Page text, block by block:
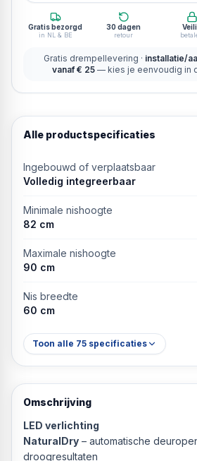
Gratis bezorgd
in NL & BE
30 dagen
retour
Gratis drempellevering · installatie/
vanaf € 25 — kies je eenvoudig in
Alle productspecificaties
Ingebouwd of verplaatsbaar
Volledig integreerbaar
Minimale nishoogte
82 cm
Maximale nishoogte
90 cm
Nis breedte
60 cm
Toon alle 75 specificaties
Omschrijving
LED verlichting
NaturalDry – automatische
droogresultaten